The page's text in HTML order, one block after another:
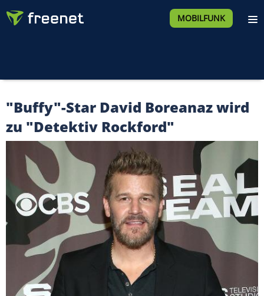
MOBILFUNK
"Buffy"-Star David Boreanaz wird
zu "Detektiv Rockford"